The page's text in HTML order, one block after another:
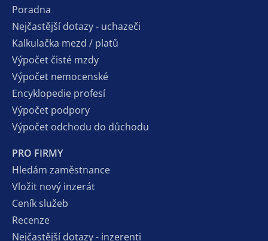
Poradna
Nejčastější dotazy - uchazeči
Kalkulačka mezd / platů
Výpočet čisté mzdy
Výpočet nemocenské
Encyklopedie profesí
Výpočet podpory
Výpočet odchodu do důchodu
PRO FIRMY
Hledám zaměstnance
Vložit nový inzerát
Ceník služeb
Recenze
Nejčastější dotazy - inzerenti